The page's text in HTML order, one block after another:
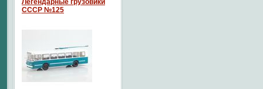
Легендарные грузовики
СССР №125